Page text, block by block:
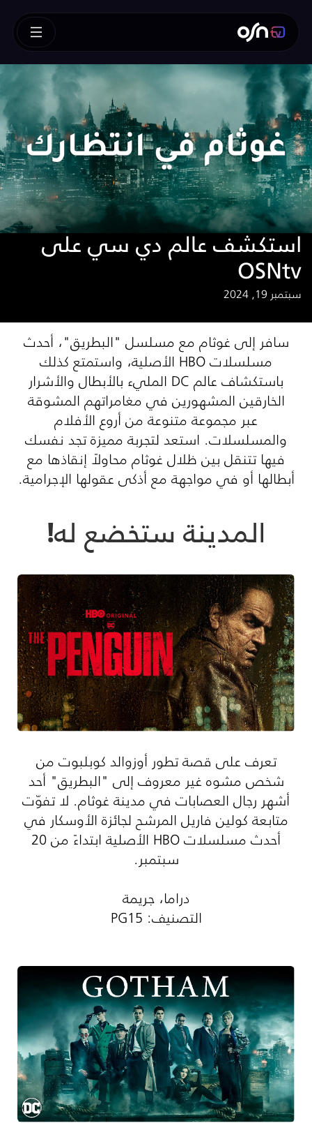
استكشف عالم دي سي على
OSNtv
سبتمبر 19, 2024
سافر إلى غوثام مع مسلسل "البطريق"، أحدث
مسلسلات HBO الأصلية، واستمتع كذلك
باستكشاف عالم DC المليء بالأبطال والأشرار
الخارقين المشهورين في مغامراتهم المشوقة
عبر مجموعة متنوعة من أروع الأفلام
والمسلسلات. استعد لتجربة مميزة تجد نفسك
فيها تتنقل بين ظلال غوثام محاولاً إنقاذها مع
أبطالها أو في مواجهة مع أذكى عقولها الإجرامية.
المدينة ستخضع له!
تعرف على قصة تطور أوزوالد كوبلبوت من
شخص مشوه غير معروف إلى "البطريق" أحد
أشهر رجال العصابات في مدينة غوثام. لا تفوّت
متابعة كولين فاريل المرشح لجائزة الأوسكار في
أحدث مسلسلات HBO الأصلية ابتداءً من 20
سبتمبر.
دراما، جريمة
التصنيف: PG15